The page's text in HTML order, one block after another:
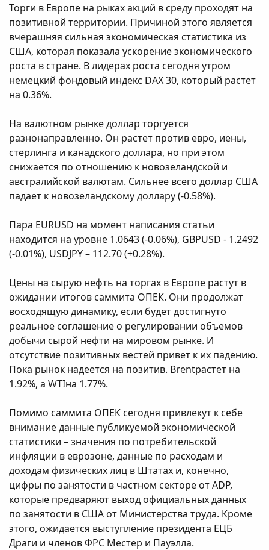
Торги в Европе на рыках акций в среду проходят на
позитивной территории. Причиной этого является
вчерашняя сильная экономическая статистика из
США, которая показала ускорение экономического
роста в стране. В лидерах роста сегодня утром
немецкий фондовый индекс DAX 30, который растет
на 0.36%.
На валютном рынке доллар торгуется
разнонаправленно. Он растет против евро, иены,
стерлинга и канадского доллара, но при этом
снижается по отношению к новозеландской и
австралийской валютам. Сильнее всего доллар США
падает к новозеландскому доллару (-0.58%).
Пара EURUSD на момент написания статьи
находится на уровне 1.0643 (-0.06%), GBPUSD - 1.2492
(-0.01%), USDJPY – 112.70 (+0.28%).
Цены на сырую нефть на торгах в Европе растут в
ожидании итогов саммита ОПЕК. Они продолжат
восходящую динамику, если будет достигнуто
реальное соглашение о регулировании объемов
добычи сырой нефти на мировом рынке. И
отсутствие позитивных вестей привет к их падению.
Пока рынок надеется на позитив. Brentрастет на
1.92%, а WTIна 1.77%.
Помимо саммита ОПЕК сегодня привлекут к себе
внимание данные публикуемой экономической
статистики – значения по потребительской
инфляции в еврозоне, данные по расходам и
доходам физических лиц в Штатах и, конечно,
цифры по занятости в частном секторе от ADP,
которые предваряют выход официальных данных
по занятости в США от Министерства труда. Кроме
этого, ожидается выступление президента ЕЦБ
Драги и членов ФРС Местер и Пауэлла.